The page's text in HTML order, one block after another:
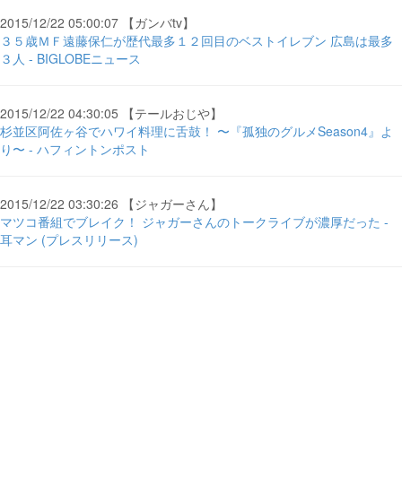
2015/12/22 05:00:07 【ガンバtv】
３５歳ＭＦ遠藤保仁が歴代最多１２回目のベストイレブン 広島は最多
３人 - BIGLOBEニュース
2015/12/22 04:30:05 【テールおじや】
杉並区阿佐ヶ谷でハワイ料理に舌鼓！ 〜『孤独のグルメSeason4』よ
り〜 - ハフィントンポスト
2015/12/22 03:30:26 【ジャガーさん】
マツコ番組でブレイク！ ジャガーさんのトークライブが濃厚だった -
耳マン (プレスリリース)